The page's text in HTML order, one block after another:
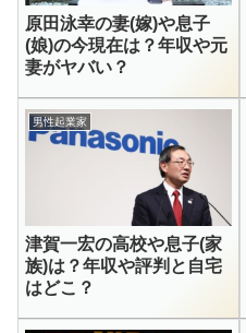
原田泳幸の妻(嫁)や息子
(娘)の今現在は？年収や元
妻がヤバい？
男性起業家
津賀一宏の高校や息子(家
族)は？年収や評判と自宅
はどこ？